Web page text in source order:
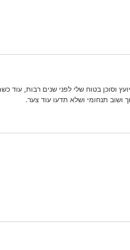
בטוח שלי לפני שנים רבות, עוד
ושוב תנחומי ושלא תדעו עוד צער.